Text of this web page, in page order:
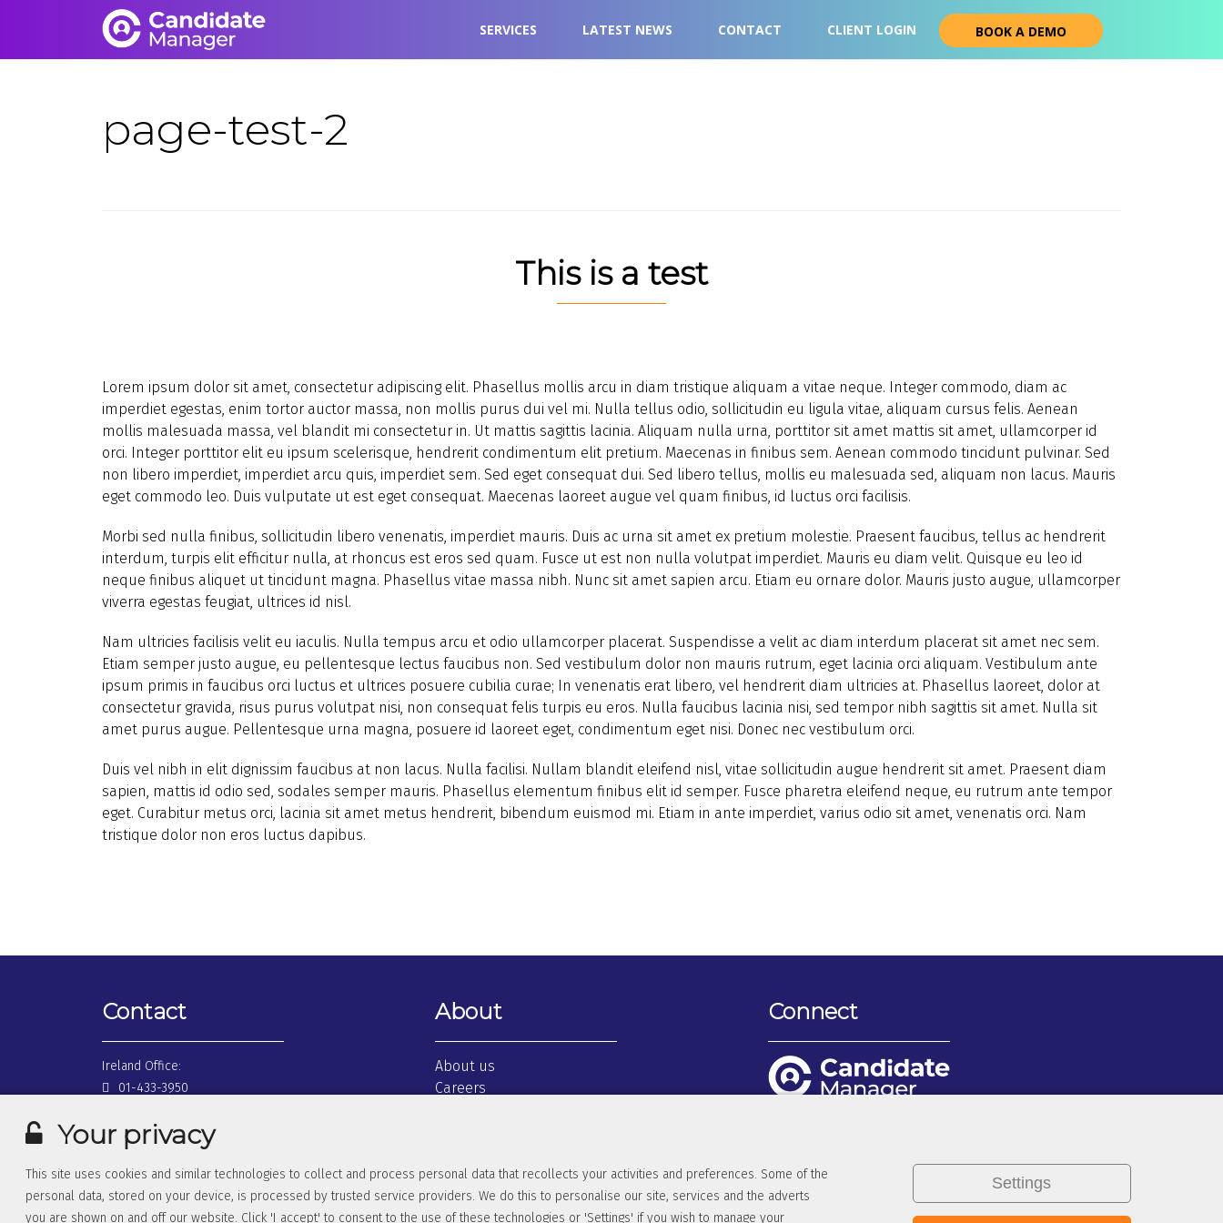
Your privacy
This site uses cookies and similar technologies to collect and process personal data that recollects your activities and preferences. Some of the
personal data, stored on your device, is processed by trusted service providers. We do this to personalise our site, services and the adverts
you are shown on and off our website. Click 'I accept' to consent to the use of these technologies or 'Settings' if you wish to manage your
Settings
SERVICES LATEST NEWS CONTACT CLIENT LOGIN BOOK A DEMO
page-test-2
This is a test
Lorem ipsum dolor sit amet, consectetur adipiscing elit. Phasellus mollis arcu in diam tristique aliquam a vitae neque. Integer commodo, diam ac
imperdiet egestas, enim tortor auctor massa, non mollis purus dui vel mi. Nulla tellus odio, sollicitudin eu ligula vitae, aliquam cursus felis. Aenean
mollis malesuada massa, vel blandit mi consectetur in. Ut mattis sagittis lacinia. Aliquam nulla urna, porttitor sit amet mattis sit amet, ullamcorper id
orci. Integer porttitor elit eu ipsum scelerisque, hendrerit condimentum elit pretium. Maecenas in finibus sem. Aenean commodo tincidunt pulvinar. Sed
non libero imperdiet, imperdiet arcu quis, imperdiet sem. Sed eget consequat dui. Sed libero tellus, mollis eu malesuada sed, aliquam non lacus. Mauris
eget commodo leo. Duis vulputate ut est eget consequat. Maecenas laoreet augue vel quam finibus, id luctus orci facilisis.
Morbi sed nulla finibus, sollicitudin libero venenatis, imperdiet mauris. Duis ac urna sit amet ex pretium molestie. Praesent faucibus, tellus ac hendrerit
interdum, turpis elit efficitur nulla, at rhoncus est eros sed quam. Fusce ut est non nulla volutpat imperdiet. Mauris eu diam velit. Quisque eu leo id
neque finibus aliquet ut tincidunt magna. Phasellus vitae massa nibh. Nunc sit amet sapien arcu. Etiam eu ornare dolor. Mauris justo augue, ullamcorper
viverra egestas feugiat, ultrices id nisl.
Nam ultricies facilisis velit eu iaculis. Nulla tempus arcu et odio ullamcorper placerat. Suspendisse a velit ac diam interdum placerat sit amet nec sem.
Etiam semper justo augue, eu pellentesque lectus faucibus non. Sed vestibulum dolor non mauris rutrum, eget lacinia orci aliquam. Vestibulum ante
ipsum primis in faucibus orci luctus et ultrices posuere cubilia curae; In venenatis erat libero, vel hendrerit diam ultricies at. Phasellus laoreet, dolor at
consectetur gravida, risus purus volutpat nisi, non consequat felis turpis eu eros. Nulla faucibus lacinia nisi, sed tempor nibh sagittis sit amet. Nulla sit
amet purus augue. Pellentesque urna magna, posuere id laoreet eget, condimentum eget nisi. Donec nec vestibulum orci.
Duis vel nibh in elit dignissim faucibus at non lacus. Nulla facilisi. Nullam blandit eleifend nisl, vitae sollicitudin augue hendrerit sit amet. Praesent diam
sapien, mattis id odio sed, sodales semper mauris. Phasellus elementum finibus elit id semper. Fusce pharetra eleifend neque, eu rutrum ante tempor
eget. Curabitur metus orci, lacinia sit amet metus hendrerit, bibendum euismod mi. Etiam in ante imperdiet, varius odio sit amet, venenatis orci. Nam
tristique dolor non eros luctus dapibus.
Contact
Ireland Office:
01-433-3950
0845-026-0510
USA Office:
1877-362-6501
About
About us
Careers
Terms & Conditions
Client Login
Connect